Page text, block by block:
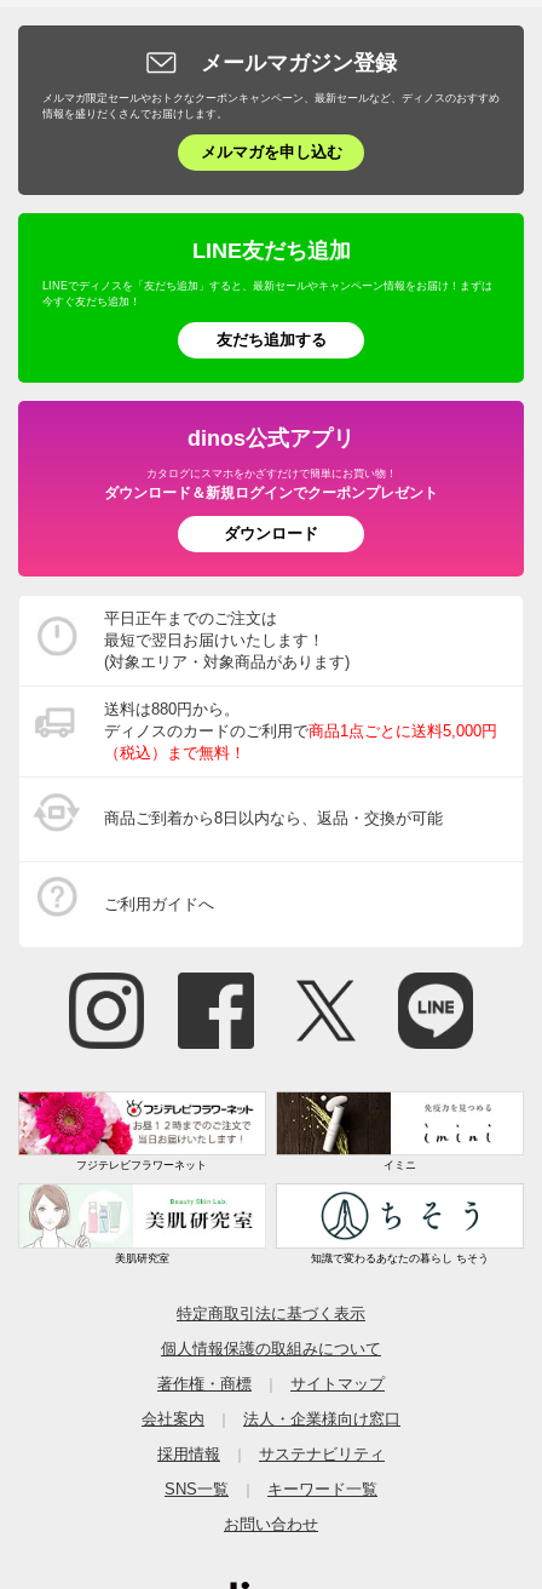
メールマガジン登録
メルマガ限定セールやおトクなクーポンキャンペーン、最新セールなど、ディノスのおすすめ
情報を盛りだくさんでお届けします。
メルマガを申し込む
LINE友だち追加
LINEでディノスを「友だち追加」すると、最新セールやキャンペーン情報をお届け！まずは
今すぐ友だち追加！
友だち追加する
dinos公式アプリ
カタログにスマホをかざすだけで簡単にお買い物！
ダウンロード＆新規ログインでクーポンプレゼント
ダウンロード
平日正午までのご注文は
最短で翌日お届けいたします！
(対象エリア・対象商品があります)
送料は880円から。
ディノスのカードのご利用で商品1点ごとに送料5,000円
（税込）まで無料！
商品ご到着から8日以内なら、返品・交換が可能
ご利用ガイドへ
フジテレビフラワーネット イミニ
美肌研究室 知識で変わるあなたの暮らし ちそう
特定商取引法に基づく表示
個人情報保護の取組みについて
著作権・商標
｜
サイトマップ
会社案内
｜
法人・企業様向け窓口
採用情報
｜
サステナビリティ
SNS一覧
｜
キーワード一覧
お問い合わせ